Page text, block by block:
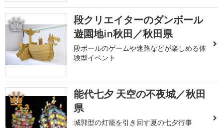
2
段クリエイターのダンボール
遊園地in秋田／秋田県
段ボールのゲームや迷路などが楽しめる体
験型イベント
3
能代七夕 天空の不夜城／秋田
県
城郭型の灯籠を引き回す夏の七夕行事